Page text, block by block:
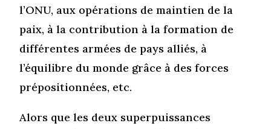
l’ONU, aux opérations de maintien de la
paix, à la contribution à la formation de
différentes armées de pays alliés, à
l’équilibre du monde grâce à des forces
prépositionnées, etc.
Alors que les deux superpuissances